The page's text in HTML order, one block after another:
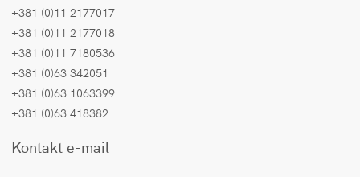
+381 (0)11 2177017
+381 (0)11 2177018
+381 (0)11 7180536
+381 (0)63 342051
+381 (0)63 1063399
+381 (0)63 418382
Kontakt e-mail